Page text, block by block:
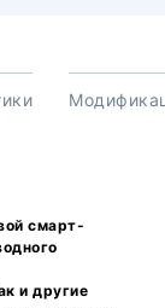
смарт-
и другие